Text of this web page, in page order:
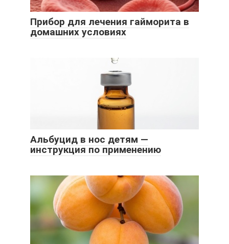
Прибор для лечения гайморита в
домашних условиях
Альбуцид в нос детям —
инструкция по применению